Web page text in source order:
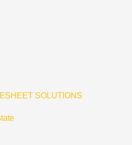
SOLUTIONS